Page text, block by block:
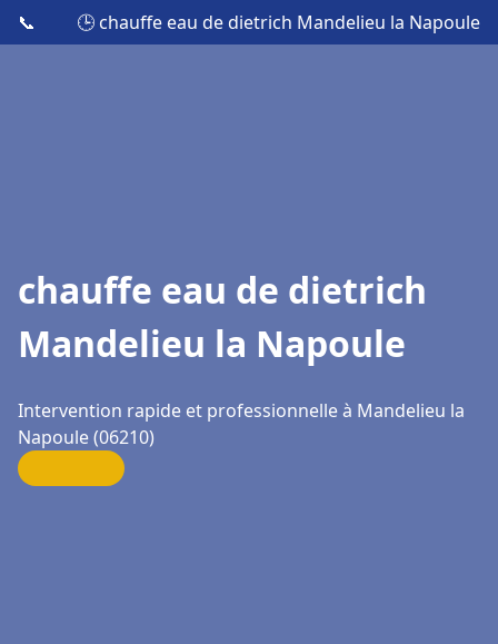
📞 🕒 chauffe eau de dietrich Mandelieu la Napoule
chauffe eau de dietrich
Mandelieu la Napoule
Intervention rapide et professionnelle à Mandelieu la
Napoule (06210)